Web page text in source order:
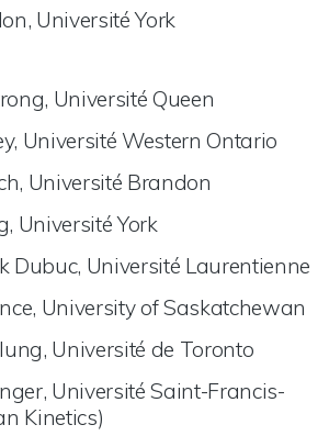
Université York
Université Queen
Université Western Ontario
Université Brandon
Université York
Dubuc, Université Laurentienne
University of Saskatchewan
Université de Toronto
Université Saint-Francis-
Kinetics)